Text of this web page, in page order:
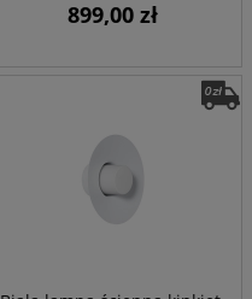
899,00 zł